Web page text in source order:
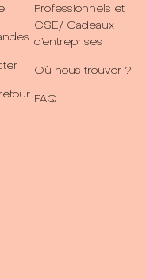
Professionnels et
CSE/ Cadeaux
d’entreprises
Où nous trouver ?
FAQ